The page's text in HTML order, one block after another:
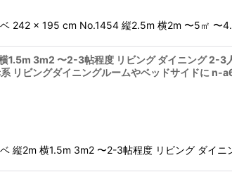
242 × 195 cm No.1454 縦2.5m 横2m 〜5㎡ 〜
1.5m 3m2 〜2-3帖程度 リビング ダイニング 2-
系 リビングダイニングルームやベッドサイドに
縦2m 横1.5m 3m2 〜2-3帖程度 リビング ダイ